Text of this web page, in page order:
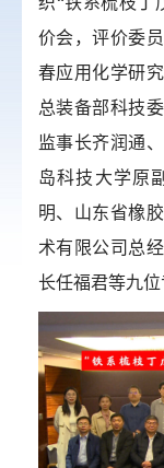
价会，评价委
春应用化学研
总装备部科技
监事长齐润通
岛科技大学原
明、山东省橡
术有限公司总
长任福君等九位